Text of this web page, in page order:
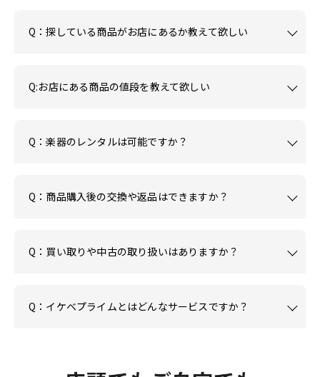
Q：探している商品がお店にあるか教えて欲しい
Q:お店にある商品の値段を教えて欲しい
Q：楽器のレンタルは可能ですか？
Q：商品購入後の交換や返品はできますか？
Q：買い取りや中古の取り扱いはありますか？
Q：イケベプライムとはどんなサービスですか？